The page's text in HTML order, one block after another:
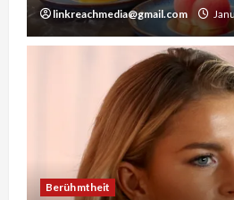
linkreachmedia@gmail.com
Berühmtheit